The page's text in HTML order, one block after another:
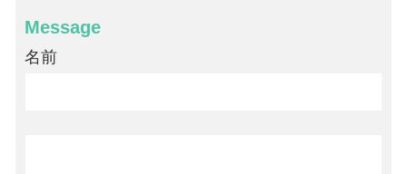
Message
名前